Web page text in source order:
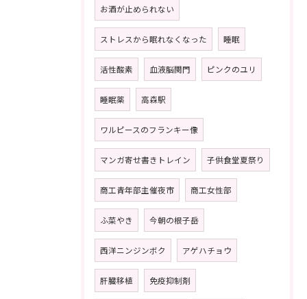
お酒が止められない
ストレスから眠れなくなった 睡眠
活性酸素 血液脳関門 ピンクのユリ
睡眠薬 高森駅
ワルピースのフランキー像
マンガ寄せ書きトレイン 子供食堂夏祭り
商工青年部主催夜市 商工女性部
ふ菜やき 今朝の根子岳
西洋ニンジンボク アゲハチョウ
肝臓移植 免疫抑制剤